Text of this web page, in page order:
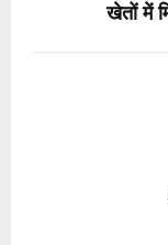
खेतों में